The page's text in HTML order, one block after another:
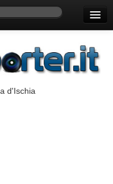
d'Ischia